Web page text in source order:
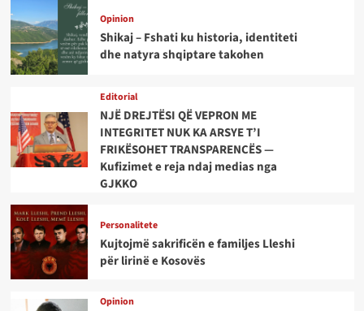
Opinion
Shikaj – Fshati ku historia, identiteti
dhe natyra shqiptare takohen
Editorial
NJË DREJTËSI QË VEPRON ME
INTEGRITET NUK KA ARSYE T’I
FRIKËSOHET TRANSPARENCËS —
Kufizimet e reja ndaj medias nga
GJKKO
Personalitete
Kujtojmë sakrificën e familjes Lleshi
për lirinë e Kosovës
Opinion